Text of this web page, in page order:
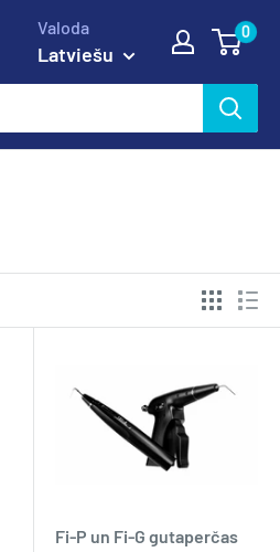
Valoda
Latviešu
0
Fi-P un Fi-G gutaperčas